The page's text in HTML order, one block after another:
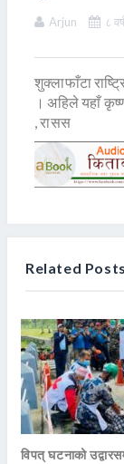
Arjun ८
शुक्लाफाँटा
। अहिले यहाँ
, रासस
Related Posts
विपत् घटनाको